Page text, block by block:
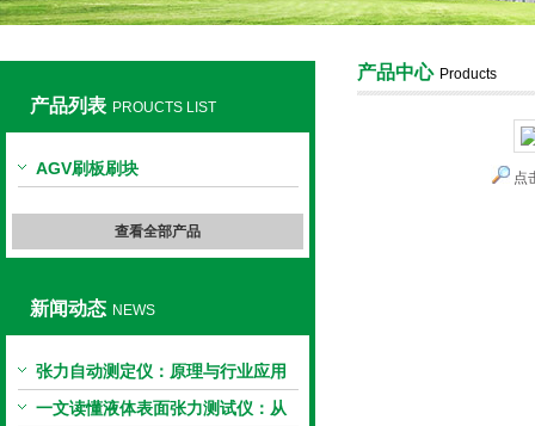
产品列表 PROUCTS LIST
AGV刷板刷块
查看全部产品
新闻动态 NEWS
张力自动测定仪：原理与行业应用
解析
一文读懂液体表面张力测试仪：从
产品中心 Products
点